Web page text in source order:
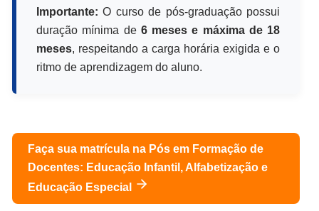
Importante: O curso de pós-graduação possui
duração mínima de 6 meses e máxima de 18
meses, respeitando a carga horária exigida e o
ritmo de aprendizagem do aluno.
Faça sua matrícula na Pós em Formação de
Docentes: Educação Infantil, Alfabetização e
Educação Especial